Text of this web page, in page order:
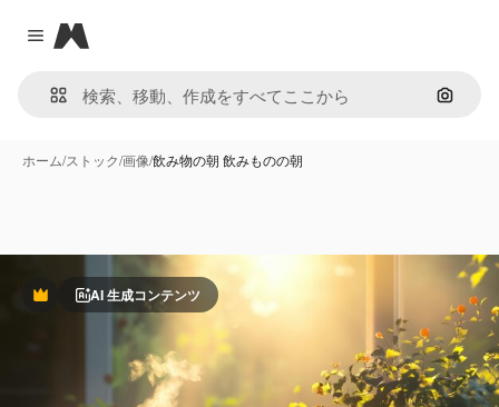
Close menu
Magnific
画像で
ホーム/ストック/画像/飲み物の朝 飲みものの朝
PremiumAI 生成コンテンツ